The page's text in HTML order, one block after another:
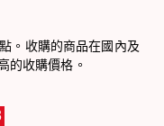
。收購的商品在國內及
的收購價格。